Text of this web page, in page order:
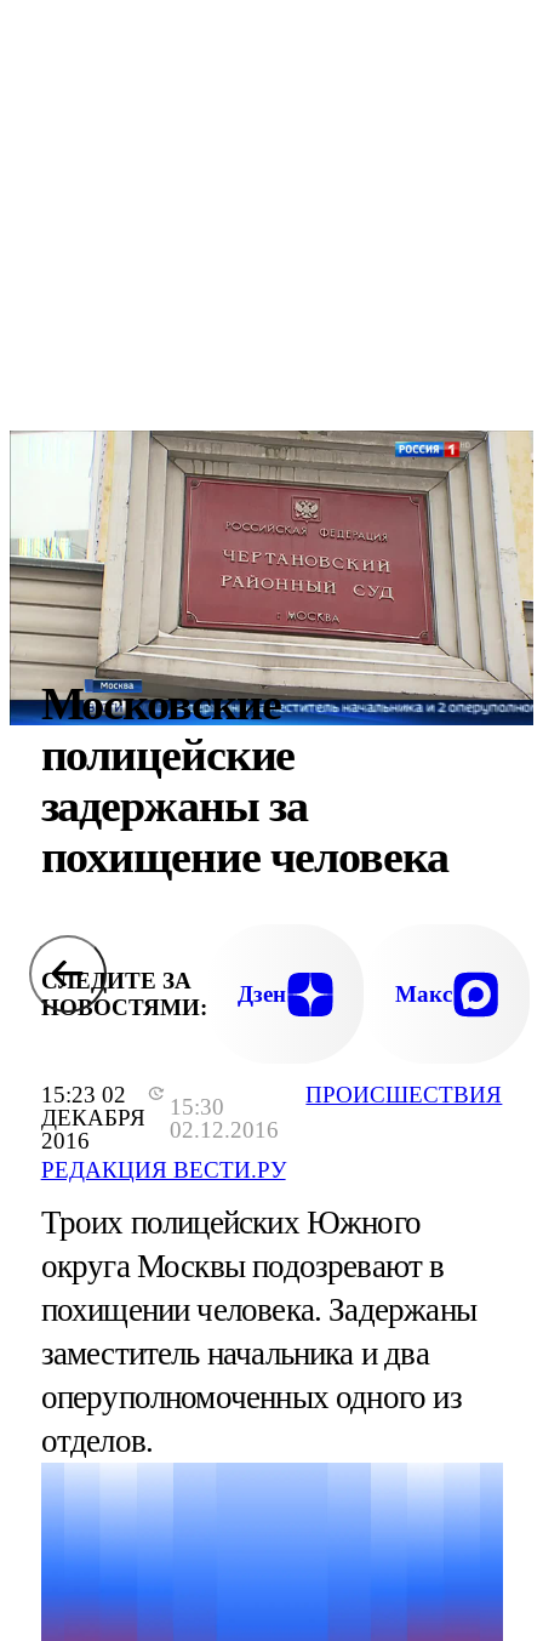
15:23 02
ДЕКАБРЯ
2016
15:30
02.12.2016
РЕДАКЦИЯ ВЕСТИ.РУ
ПРОИСШЕСТВИЯ
Московские
полицейские
задержаны за
похищение человека
СЛЕДИТЕ ЗА
НОВОСТЯМИ:
Дзен Макс
Троих полицейских Южного
округа Москвы подозревают в
похищении человека. Задержаны
заместитель начальника и два
оперуполномоченных одного из
отделов.